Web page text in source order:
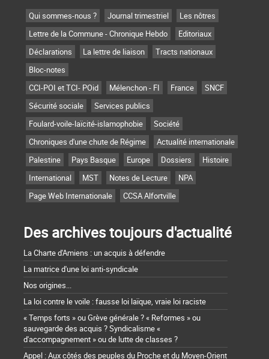
Qui sommes-nous ? Journal trimestriel
Les nôtres
Lettre de la Commune - Chronique Hebdo
Editoriaux
Déclarations
La lettre de liaison
Tracts nationaux
Bloc-notes
CCI-POI et TCI- POid
Mélenchon - FI France
SNCF
Sécurité sociale
Services publics
Foulard-voile-laïcité-islamophobie
Société
Chroniques d'une chute de Régime
Actualité internationale
Palestine
Pays Basque Europe Dossiers
Histoire
International
MST Notes de Lecture
NPA
Page Web Internationale
CCSA Alfortville
Des archives toujours d'actualité
La Charte d'Amiens : un acquis à défendre
La matrice d'une loi anti-syndicale
Nos origines...
La loi contre le voile : fausse loi laïque, vraie loi raciste
« Temps forts » ou Grève générale ? « Reformes » ou
sauvegarde des acquis ? Syndicalisme «
d'accompagnement » ou de lutte de classes ?
Appel : Aux côtés des peuples du Proche et du Moyen-Orient